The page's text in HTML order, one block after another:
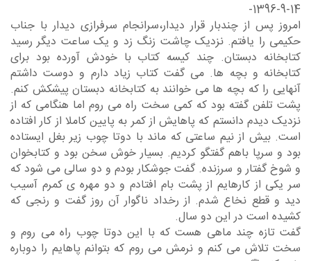
1396-9-14-
امروز پس از چندبار قرار دیدار،سرانجام سرفرازی دیدار با جناب
حکیمی را یافتم. نزدیک چاشت زنگ زد و یک ساعت دیگر رسید
کتابخانه دبستان. چند کیسه کتاب با خودش آورده بود برای
کتابخانه و بچه ها. می گفت کتاب‌ زیاد دارم و دوست داشتم
آنهایی را که بچه ها می خوانند به کتابخانه دبستان پیشکش کنم.
پشت تلفن گفته بود که کمی سخت راه می روم اما هنگامی که از
نزدیک دیدم دانستم که پاهایش از کمر به پایین کاملا از کار افتاده
است. بیش از نیم ساعتی که ماند با دوتا چوب زیر بغل ایستاده
بود و سرپا باهم گفتگو کردیم. بسیار خوش سخن بود و کتابخوان
و شوخ گفتار و سرزنده. گفت جوشکار بودم و دو سالی می شود که
سر یکی از کارهایم از پشت بام افتادم و دو مهره ی کمرم آسیب
دید و قطع نخاع شدم. از رخداد ناگوار آن روز گفت و رنجی که
کشیده است در این دو سال.
گفت تازه چند ماهی هست که با این دوتا چوب راه می روم و
سخت تلاش می کنم و نرمش می روم که بتوانم پاهایم را دوباره